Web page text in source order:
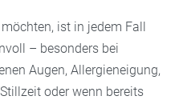
ist in jedem Fall
– besonders bei
Augen, Allergieneigung,
oder wenn bereits